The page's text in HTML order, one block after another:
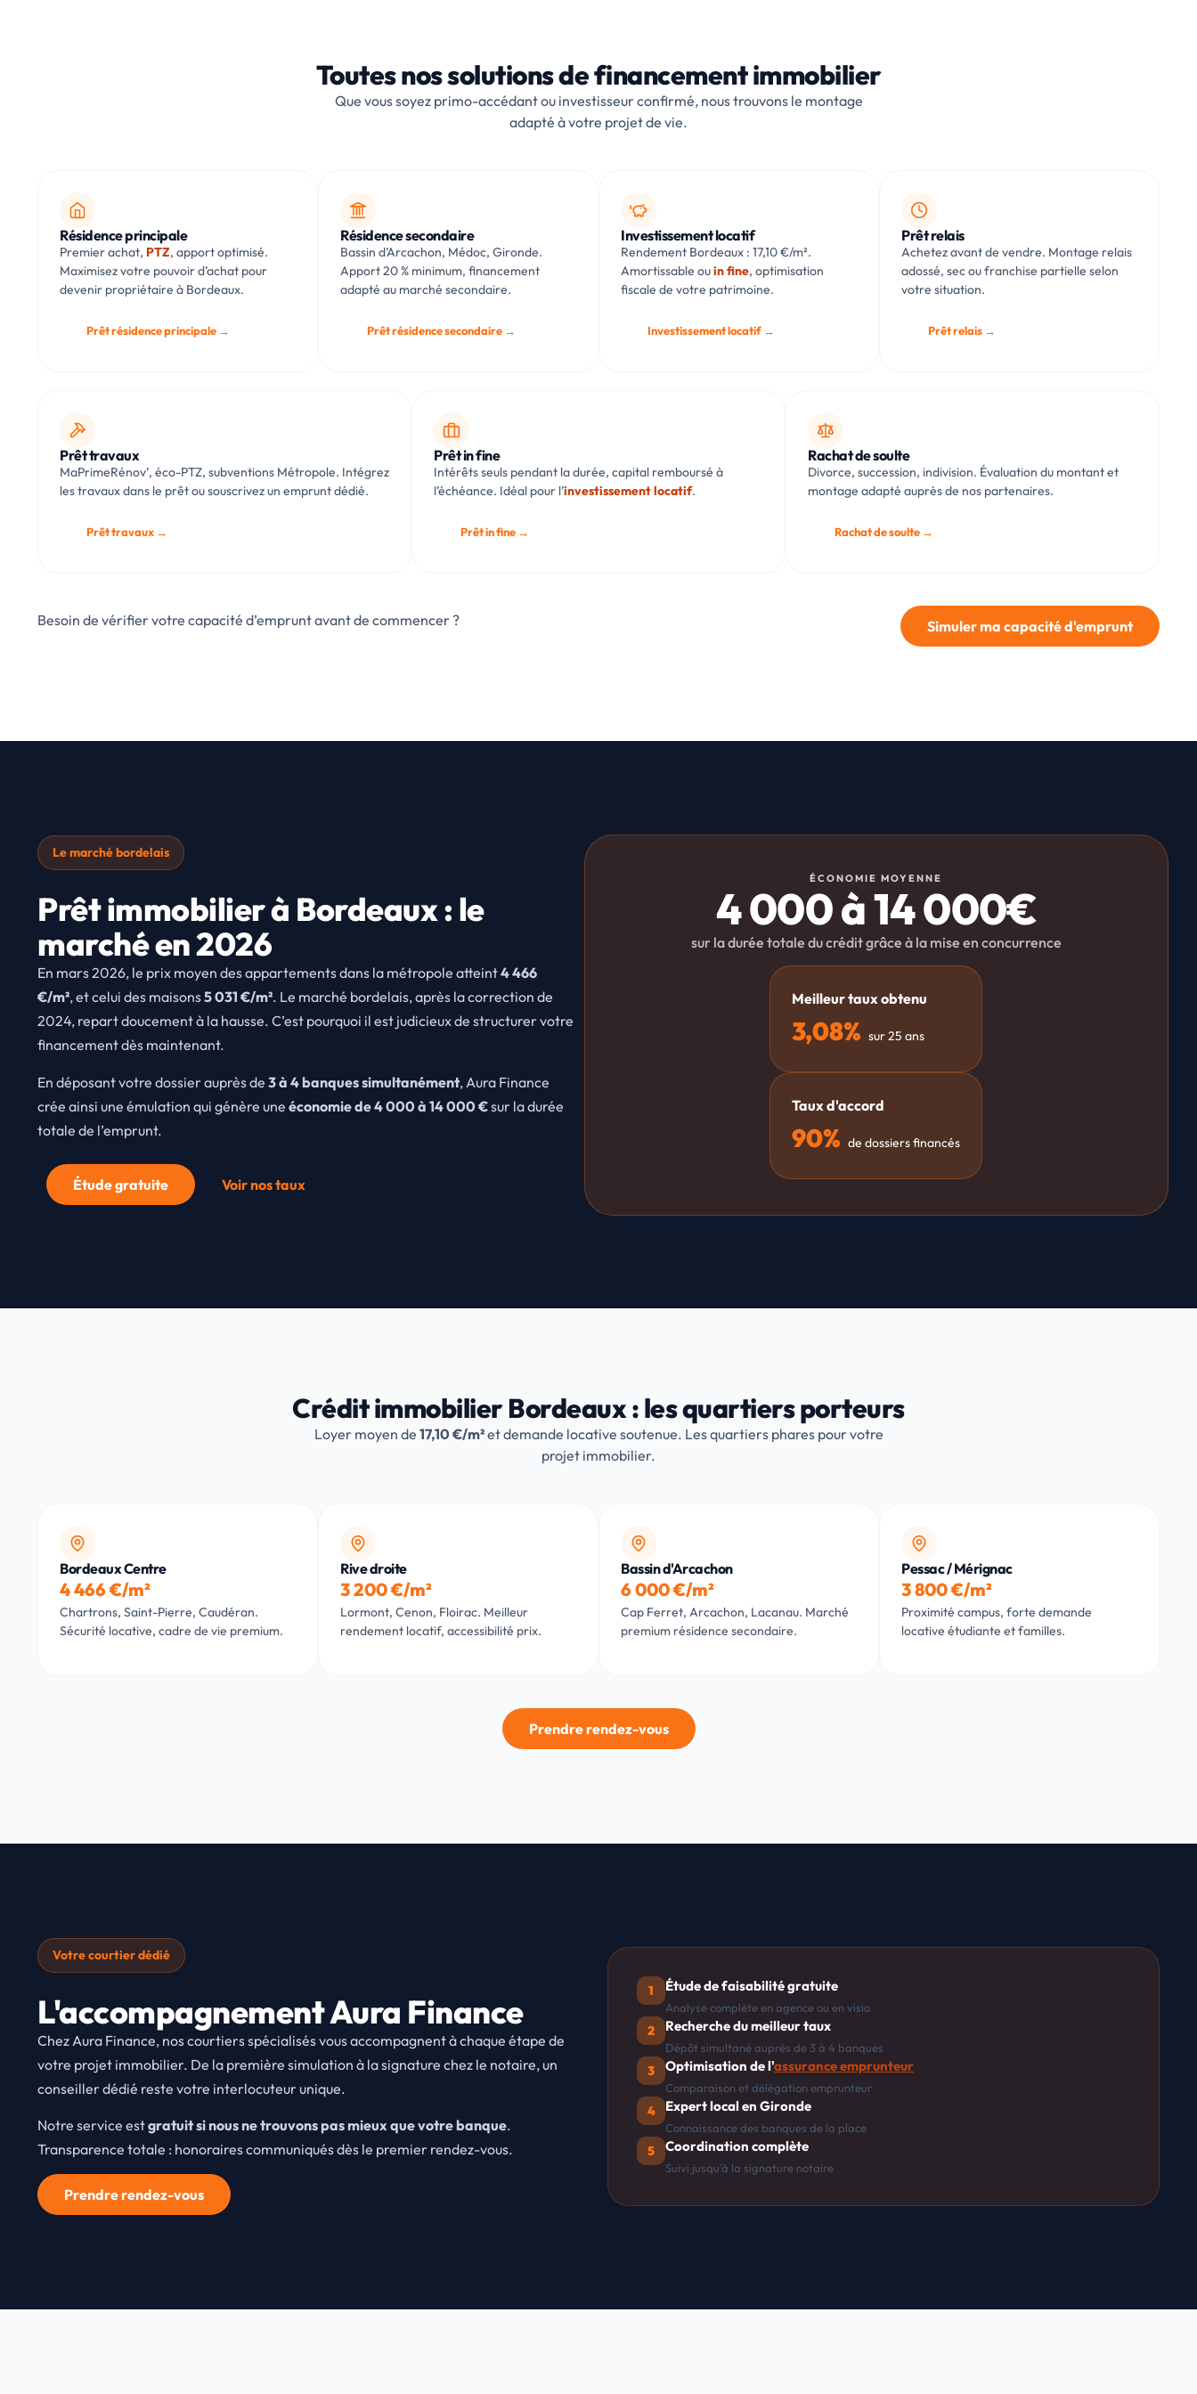
Toutes nos solutions de financement immobilier
Que vous soyez primo-accédant ou investisseur confirmé, nous trouvons le montage
adapté à votre projet de vie.
Résidence principale
Premier achat, PTZ, apport optimisé.
Maximisez votre pouvoir d’achat pour
devenir propriétaire à Bordeaux.
Prêt résidence principale →
Résidence secondaire
Bassin d’Arcachon, Médoc, Gironde.
Apport 20 % minimum, financement
adapté au marché secondaire.
Prêt résidence secondaire →
Investissement locatif
Rendement Bordeaux : 17,10 €/m².
Amortissable ouin fine, optimisation
fiscale de votre patrimoine.
Investissement locatif →
Prêt relais
Achetez avant de vendre. Montage relais
adossé, sec ou franchise partielle selon
votre situation.
Prêt relais →
Prêt travaux
MaPrimeRénov’, éco-PTZ, subventions Métropole. Intégrez
les travaux dans le prêt ou souscrivez un emprunt dédié.
Prêt travaux →
Prêt in fine
Intérêts seuls pendant la durée, capital remboursé à
l’échéance. Idéal pour l’investissement locatif.
Prêt in fine →
Rachat de soulte
Divorce, succession, indivision. Évaluation du montant et
montage adapté auprès de nos partenaires.
Rachat de soulte →
Besoin de vérifier votre capacité d’emprunt avant de commencer ? Simuler ma capacité d'emprunt
Le marché bordelais
Prêt immobilier à Bordeaux : le
marché en 2026
En mars 2026, le prix moyen des appartements dans la métropole atteint4 466
€/m², et celui des maisons5 031 €/m². Le marché bordelais, après la correction de
2024, repart doucement à la hausse. C’est pourquoi il est judicieux de structurer votre
financement dès maintenant.
En déposant votre dossier auprès de 3 à 4 banques simultanément, Aura Finance
crée ainsi une émulation qui génère une économie de 4 000 à 14 000 €sur la durée
totale de l’emprunt.
Étude gratuite Voir nos taux
ÉCONOMIE MOYENNE
4 000 à 14 000€
sur la durée totale du crédit grâce à la mise en concurrence
Meilleur taux obtenu
3,08% sur 25 ans
Taux d'accord
90% de dossiers financés
Crédit immobilier Bordeaux : les quartiers porteurs
Loyer moyen de 17,10 €/m²et demande locative soutenue. Les quartiers phares pour votre
projet immobilier.
Bordeaux Centre
4 466 €/m²
Chartrons, Saint-Pierre, Caudéran.
Sécurité locative, cadre de vie premium.
Rive droite
3 200 €/m²
Lormont, Cenon, Floirac. Meilleur
rendement locatif, accessibilité prix.
Bassin d'Arcachon
6 000 €/m²
Cap Ferret, Arcachon, Lacanau. Marché
premium résidence secondaire.
Pessac / Mérignac
3 800 €/m²
Proximité campus, forte demande
locative étudiante et familles.
Prendre rendez-vous
Votre courtier dédié
L'accompagnement Aura Finance
Chez Aura Finance, nos courtiers spécialisés vous accompagnent à chaque étape de
votre projet immobilier. De la première simulation à la signature chez le notaire, un
conseiller dédié reste votre interlocuteur unique.
Notre service estgratuit si nous ne trouvons pas mieux que votre banque.
Transparence totale : honoraires communiqués dès le premier rendez-vous.
Prendre rendez-vous
1 Étude de faisabilité gratuite
Analyse complète en agence ou en visio
2 Recherche du meilleur taux
Dépôt simultané auprès de 3 à 4 banques
3 Optimisation de l'assurance emprunteur
Comparaison et délégation emprunteur
4 Expert local en Gironde
Connaissance des banques de la place
5 Coordination complète
Suivi jusqu'à la signature notaire